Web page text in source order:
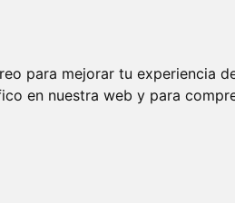
para mejorar tu experiencia
en nuestra web y para